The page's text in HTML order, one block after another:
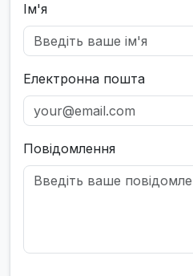
Ім'я
Електронна пошта
Повідомлення